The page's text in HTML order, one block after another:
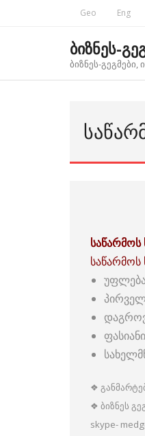
Geo Eng
ბიზნეს-
ბიზნეს-გეგმები,
საწარმოს
❖
❖ ბიზნეს
skype-